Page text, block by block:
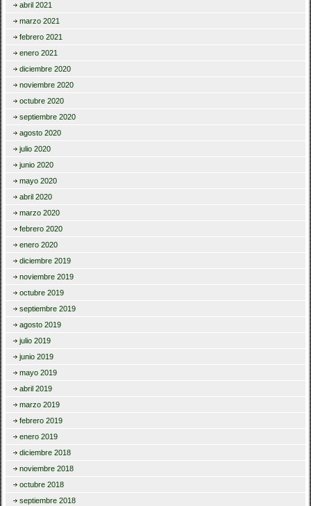
abril 2021
marzo 2021
febrero 2021
enero 2021
diciembre 2020
noviembre 2020
octubre 2020
septiembre 2020
agosto 2020
julio 2020
junio 2020
mayo 2020
abril 2020
marzo 2020
febrero 2020
enero 2020
diciembre 2019
noviembre 2019
octubre 2019
septiembre 2019
agosto 2019
julio 2019
junio 2019
mayo 2019
abril 2019
marzo 2019
febrero 2019
enero 2019
diciembre 2018
noviembre 2018
octubre 2018
septiembre 2018